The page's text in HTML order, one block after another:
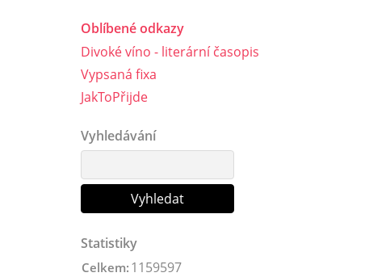
Oblíbené odkazy
Divoké víno - literární časopis
Vypsaná fixa
JakToPřijde
Vyhledávání
Statistiky
Celkem: 1159597